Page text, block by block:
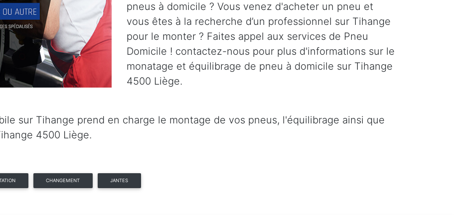
pneus à domicile ? Vous venez d'acheter un pneu et
vous êtes à la recherche d’un professionnel sur Tihange
pour le monter ? Faites appel aux services de Pneu
Domicile ! contactez-nous pour plus d'informations sur le
monatage et équilibrage de pneu à domicile sur Tihange
4500 Liège.
sur Tihange prend en charge le montage de vos pneus, l'équilibrage ainsi que
4500 Liège.
CHANGEMENT JANTES